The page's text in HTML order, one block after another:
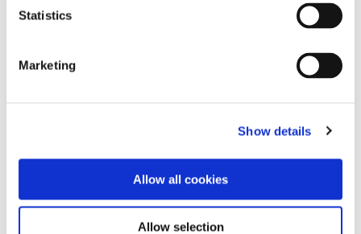
Statistics
Marketing
Show details
Allow all cookies
Allow selection
18,8
35
Radlager, hinten, innen, links/rechts
JP Group-Nr.:8151200300
Ref.-Nr.:211501287
JOPEX